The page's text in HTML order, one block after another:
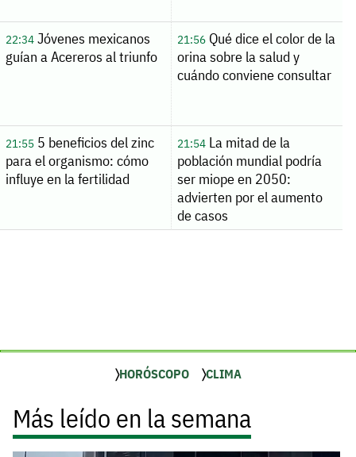
22:34Jóvenes mexicanos
guían a Acereros al triunfo
21:56Qué dice el color de la
orina sobre la salud y
cuándo conviene consultar
21:555 beneficios del zinc
para el organismo: cómo
influye en la fertilidad
21:54La mitad de la
población mundial podría
ser miope en 2050:
advierten por el aumento
de casos
HORÓSCOPO CLIMA
Más leído en la semana